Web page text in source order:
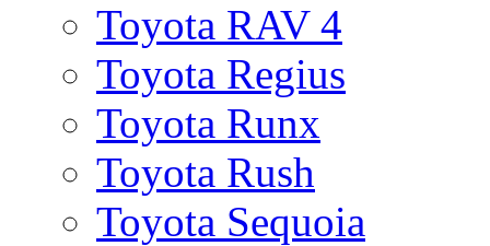
Toyota RAV 4
Toyota Regius
Toyota Runx
Toyota Rush
Toyota Sequoia